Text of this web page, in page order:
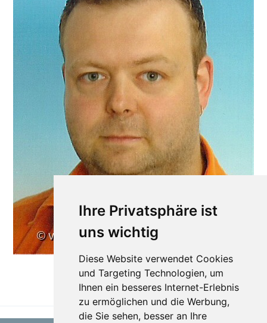
Ihre Privatsphäre ist
uns wichtig
Diese Website verwendet Cookies
und Targeting Technologien, um
Ihnen ein besseres Internet-Erlebnis
zu ermöglichen und die Werbung,
die Sie sehen, besser an Ihre
TEILEN